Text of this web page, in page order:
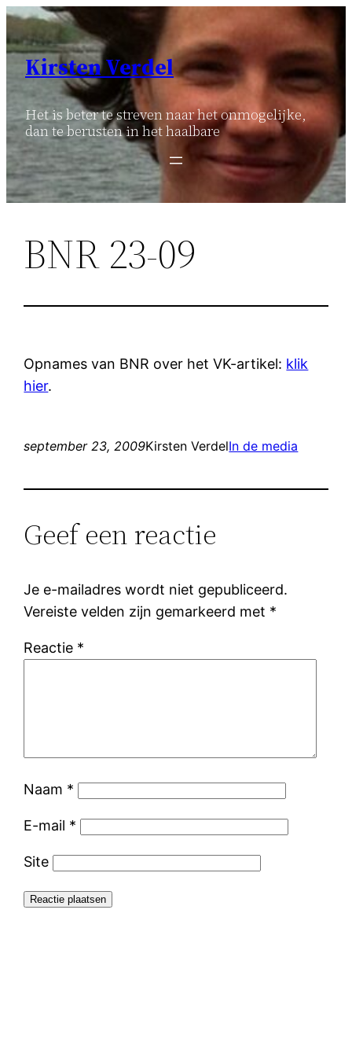
Ga
naar
inhoud
Kirsten Verdel
Het is beter te streven naar het onmogelijke,
dan te berusten in het haalbare
BNR 23-09
Opnames van BNR over het VK-artikel: klik
hier.
september 23, 2009Kirsten VerdelIn de media
Geef een reactie
Je e-mailadres wordt niet gepubliceerd.
Vereiste velden zijn gemarkeerd met *
Reactie *
Naam *
E-mail *
Site